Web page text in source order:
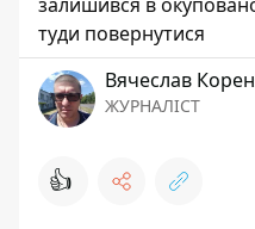
залишився в
туди повернутися
Вячеслав
ЖУРНАЛІСТ
👍